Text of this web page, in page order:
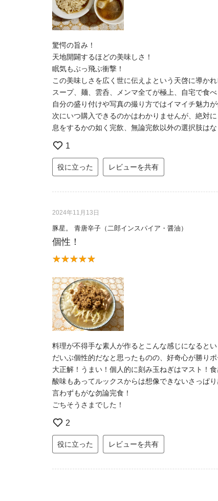
驚愕の旨み！
天地開闢するほどの美味しさ！
眠気もぶっ飛ぶ衝撃！
この美味しさを広く世に伝えよという天啓に導か
スープ、麺、雲呑、メンマ全てが極上、自宅で食
自分の盛り付けや写真の撮り方ではイマイチ魅力
次にいつ購入できるのかはわかりませんが、絶対に
息をするかの如く完飲、無論完飲以外の選択肢は
1
役に立った レビューを共有
2024年11月13日
豚星。 青唐辛子（二郎インスパイア・醤油）
個性！
料理が不得手な素人が作るとこんな感じになると
だいぶ個性的だなと思ったものの、好奇心が勝りポ
大正解！うまい！個人的に刻み玉ねぎはマスト！食
酸味もあってルックスからは想像できないさっぱ
言わずもがな勿論完食！
ごちそうさまでした！
2
役に立った レビューを共有